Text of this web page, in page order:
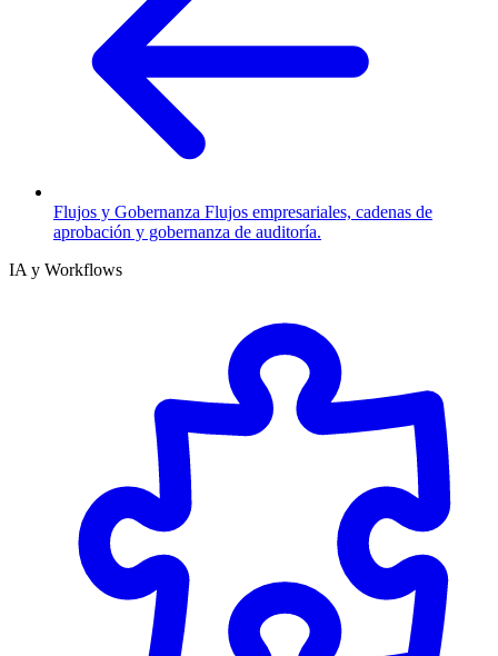
Flujos y Gobernanza Flujos empresariales, cadenas de
aprobación y gobernanza de auditoría.
IA y Workflows